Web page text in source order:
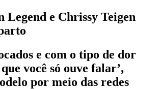
Legend e Chrissy Teigen
e com o tipo de dor
você só ouve falar’,
por meio das redes